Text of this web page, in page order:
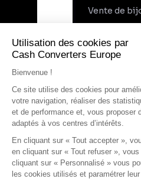
Vente de
À
Trouvez un
Rejoindre
DEVENIR